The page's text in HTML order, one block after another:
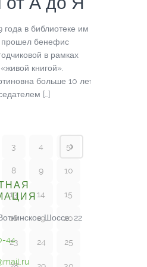
года в библиотеке им
прошел бенефис
в рамках
книгой».
больше 10 лет
[…]
3 4 5
8 9 10
13 14 15
18 19 20
23 24 25
Шоссе, 22
44